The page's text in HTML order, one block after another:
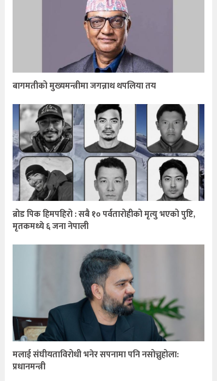
बागमतीको मुख्यमन्त्रीमा जगन्नाथ थपलिया तय
ब्रोड पिक हिमपहिरो : सबै १० पर्वतारोहीको मृत्यु भएको पुष्टि,
मृतकमध्ये ६ जना नेपाली
मलाई संघीयताविरोधी भनेर सपनामा पनि नसोच्नुहोला:
प्रधानमन्त्री